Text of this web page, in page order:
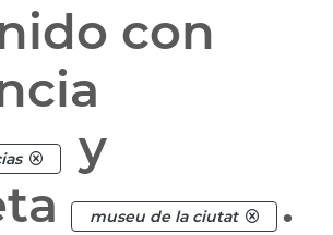
con
y
museu de la ciutat .